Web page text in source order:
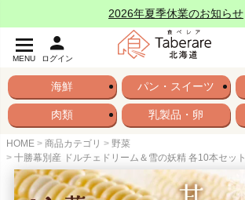
2026年夏季休業のお知らせ
MENU ログイン
海鮮 パン・スイーツ
肉類 乳製品・卵
HOME 商品カテゴリ
野菜
十勝幕別産 ドルチェドリーム＆雪の妖精 各10本セット